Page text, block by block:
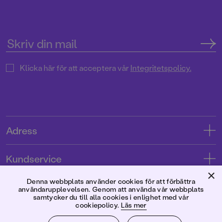
Klicka här för att acceptera vårIntegritetspolicy.
Adress
Tryckerigatan 4
Kundservice
Kontakta oss
Kundservice
Användarvillkor intressenter
Förlaget
×
Denna webbplats använder cookies för att förbättra
användarupplevelsen. Genom att använda vår webbplats
samtycker du till alla cookies i enlighet med vår
cookiepolicy. Läs mer